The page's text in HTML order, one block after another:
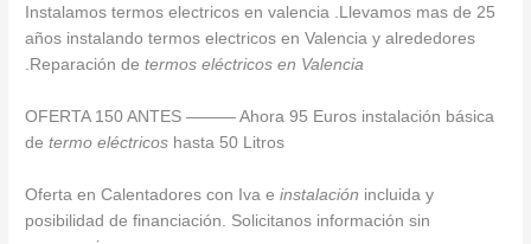
Instalamos termos electricos en valencia .Llevamos mas de 25
años instalando termos electricos en Valencia y alrededores
.Reparación determos eléctricos en Valencia
OFERTA 150 ANTES ——— Ahora 95 Euros instalación básica
determo eléctricos hasta 50 Litros
Oferta en Calentadores con Iva einstalación incluida y
posibilidad de financiación. Solicitanos información sin